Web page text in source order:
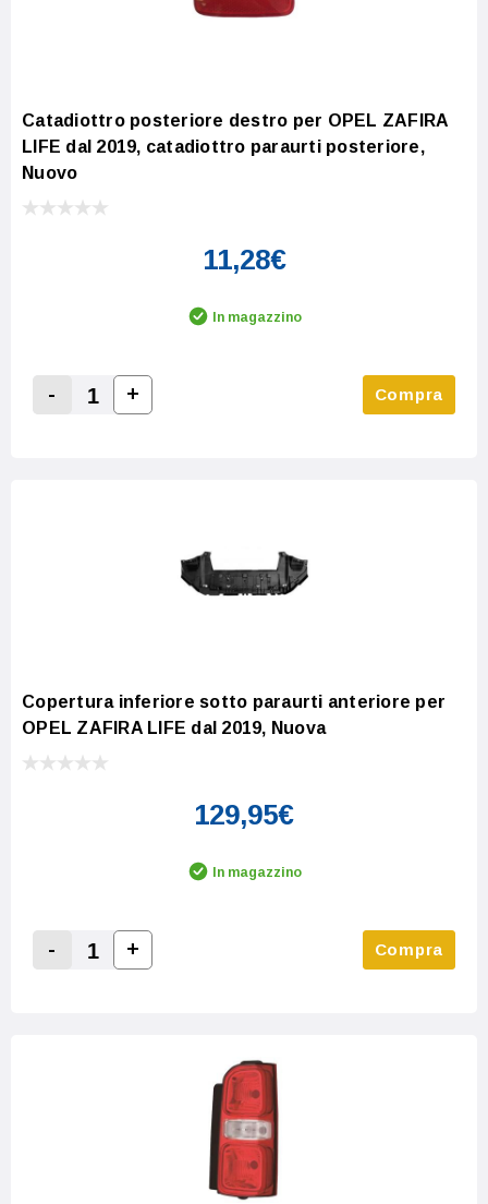
Catadiottro posteriore destro per OPEL ZAFIRA
LIFE dal 2019, catadiottro paraurti posteriore,
Nuovo
11,28€
In magazzino
Decrease Quantity:
-
Increase Quantity:
+ Compra
Copertura inferiore sotto paraurti anteriore per
OPEL ZAFIRA LIFE dal 2019, Nuova
129,95€
In magazzino
Decrease Quantity:
-
Increase Quantity:
+ Compra